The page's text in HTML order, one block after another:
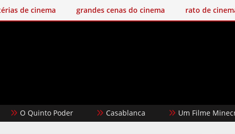
de cinema grandes cenas do cinema rato de
Quinto Poder Casablanca Um Filme Minecraft